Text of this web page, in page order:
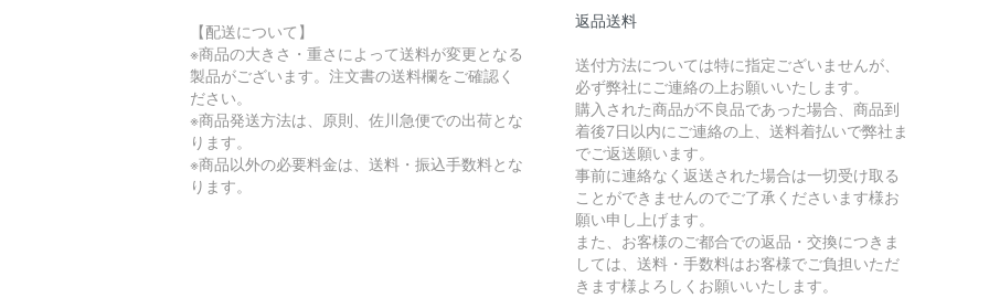
【配送について】
※商品の大きさ・重さによって送料が変更となる
製品がございます。注文書の送料欄をご確認く
ださい。
※商品発送方法は、原則、佐川急便での出荷とな
ります。
※商品以外の必要料金は、送料・振込手数料とな
ります。
返品送料
送付方法については特に指定ございませんが、
必ず弊社にご連絡の上お願いいたします。
購入された商品が不良品であった場合、商品到
着後7日以内にご連絡の上、送料着払いで弊社ま
でご返送願います。
事前に連絡なく返送された場合は一切受け取る
ことができませんのでご了承くださいます様お
願い申し上げます。
また、お客様のご都合での返品・交換につきま
しては、送料・手数料はお客様でご負担いただ
きます様よろしくお願いいたします。